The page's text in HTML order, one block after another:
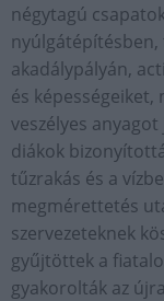
négytagú
akadálypályán,
és
veszélyes
diákok
tűzrakás és a
megmérettetés
szervezeteknek
gyűjtöttek a
gyakorolták az